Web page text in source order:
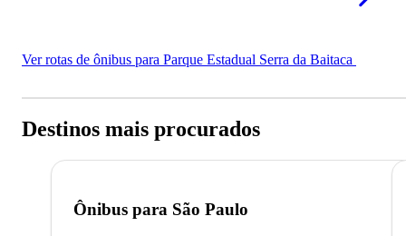
Ver rotas de ônibus para Parque Estadual Serra da Baitaca
Destinos mais procurados
Ônibus para São Paulo